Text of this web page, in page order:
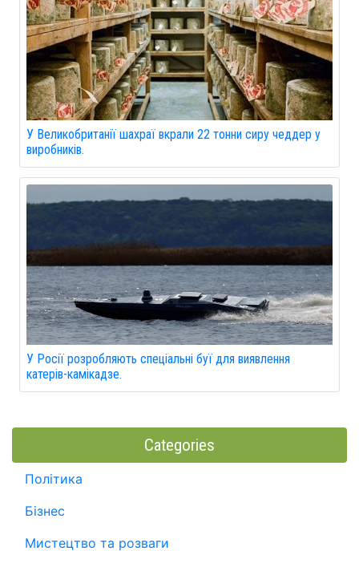
У Великобританії шахраї вкрали 22 тонни сиру чеддер у
виробників.
У Росії розробляють спеціальні буї для виявлення
катерів-камікадзе.
Categories
Політика
Бізнес
Мистецтво та розваги